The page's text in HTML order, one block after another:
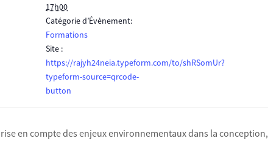
17h00
Catégorie d’Évènement:
Formations
Site :
https://rajyh24neia.typeform.com/to/shRSomUr?
typeform-source=qrcode-
button
en compte des enjeux environnementaux dans la conception,